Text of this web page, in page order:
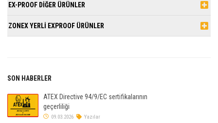
EX-PROOF DİĞER ÜRÜNLER
ZONEX YERLİ EXPROOF ÜRÜNLER
SON HABERLER
ATEX Directive 94/9/EC sertifikalarının
geçerliliği
09.03.2026 Yazılar